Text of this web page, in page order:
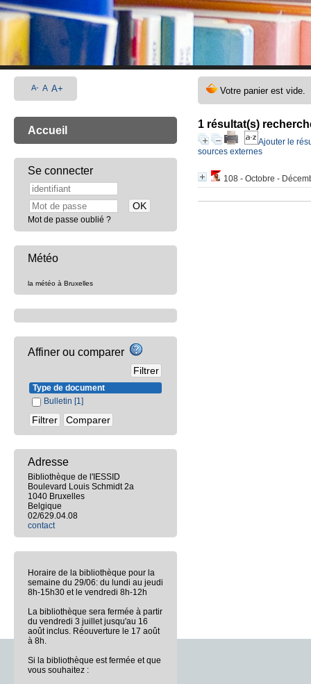
1 résultat(s)
Ajouter le
sources externes
108 - Octobre -
A- A A+
Accueil
Se connecter
Mot de passe oublié ?
Météo
la météo à Bruxelles
Affiner ou comparer
Type de document
Bulletin [1]
Adresse
Bibliothèque de l'IESSID
Boulevard Louis Schmidt 2a
1040 Bruxelles
Belgique
02/629.04.08
contact
Horaire de la bibliothèque pour la
semaine du 29/06: du lundi au jeudi
8h-15h30 et le vendredi 8h-12h
La bibliothèque sera fermée à partir
du vendredi 3 juillet jusqu'au 16
août inclus. Réouverture le 17 août
à 8h.
Si la bibliothèque est fermée et que
vous souhaitez :